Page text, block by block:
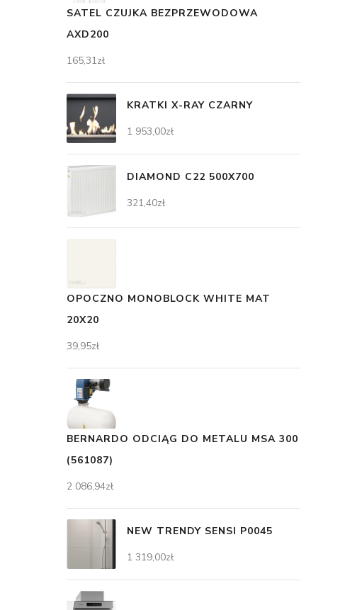
SATEL CZUJKA BEZPRZEWODOWA
AXD200
165,31zł
KRATKI X-RAY CZARNY
1 953,00zł
DIAMOND C22 500X700
321,40zł
OPOCZNO MONOBLOCK WHITE MAT
20X20
39,95zł
BERNARDO ODCIĄG DO METALU MSA 300
(561087)
2 086,94zł
NEW TRENDY SENSI P0045
1 319,00zł